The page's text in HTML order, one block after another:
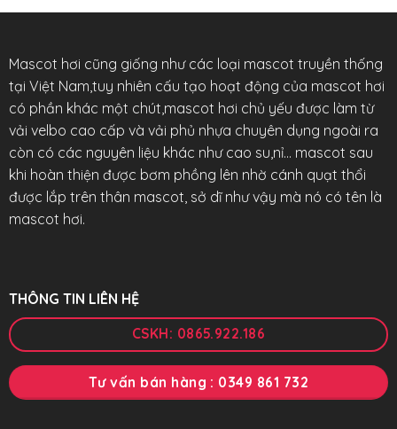
Mascot hơi cũng giống như các loại mascot truyền thống
tại Việt Nam,tuy nhiên cấu tạo hoạt động của mascot hơi
có phần khác một chút,mascot hơi chủ yếu được làm từ
vải velbo cao cấp và vải phủ nhựa chuyên dụng ngoài ra
còn có các nguyên liệu khác như cao su,nỉ… mascot sau
khi hoàn thiện được bơm phồng lên nhờ cánh quạt thổi
được lắp trên thân mascot, sở dĩ như vậy mà nó có tên là
mascot hơi.
THÔNG TIN LIÊN HỆ
CSKH: 0865.922.186
Tư vấn bán hàng : 0349 861 732